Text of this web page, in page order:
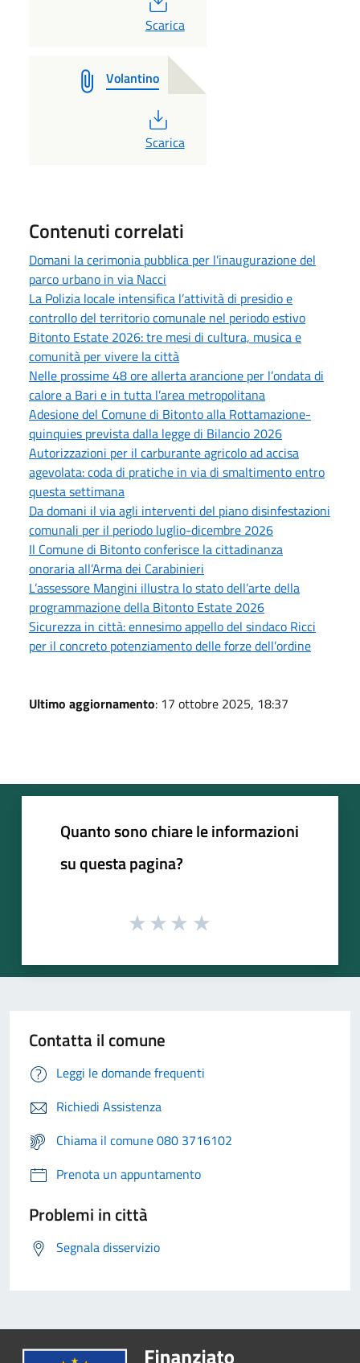
PDF
Scarica
Volantino
PDF
Scarica
Contenuti correlati
Domani la cerimonia pubblica per l’inaugurazione del
parco urbano in via Nacci
La Polizia locale intensifica l’attività di presidio e
controllo del territorio comunale nel periodo estivo
Bitonto Estate 2026: tre mesi di cultura, musica e
comunità per vivere la città
Nelle prossime 48 ore allerta arancione per l’ondata di
calore a Bari e in tutta l’area metropolitana
Adesione del Comune di Bitonto alla Rottamazione-
quinquies prevista dalla legge di Bilancio 2026
Autorizzazioni per il carburante agricolo ad accisa
agevolata: coda di pratiche in via di smaltimento entro
questa settimana
Da domani il via agli interventi del piano disinfestazioni
comunali per il periodo luglio-dicembre 2026
Il Comune di Bitonto conferisce la cittadinanza
onoraria all’Arma dei Carabinieri
L’assessore Mangini illustra lo stato dell’arte della
programmazione della Bitonto Estate 2026
Sicurezza in città: ennesimo appello del sindaco Ricci
per il concreto potenziamento delle forze dell’ordine
Ultimo aggiornamento: 17 ottobre 2025, 18:37
Quanto sono chiare le informazioni
su questa pagina?
Contatta il comune
Leggi le domande frequenti
Richiedi Assistenza
Chiama il comune 080 3716102
Prenota un appuntamento
Problemi in città
Segnala disservizio